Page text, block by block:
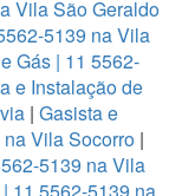
Vila São Geraldo
5139 na Vila
Gás | 11 5562-
e Instalação de
| Gasista e
Vila Socorro|
5139 na Vila